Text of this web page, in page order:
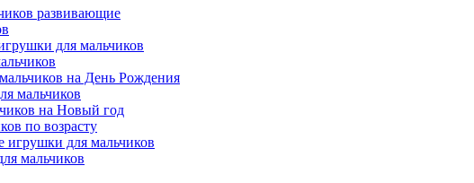
развивающие
для мальчиков
на День Рождения
мальчиков
на Новый год
по возрасту
игрушки для мальчиков
мальчиков